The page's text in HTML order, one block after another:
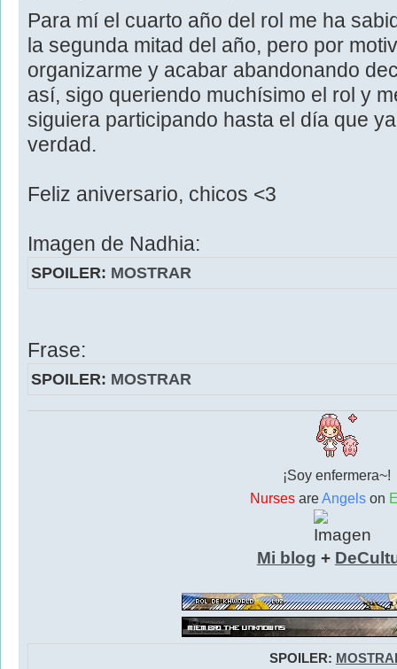
Para mí el cuarto año del rol me ha
la segunda mitad del año, pero por
organizarme y acabar abandonando
así, sigo queriendo muchísimo el rol y
siguiera participando hasta el día que
verdad.
Feliz aniversario, chicos <3
Imagen de Nadhia:
SPOILER: MOSTRAR
Frase:
SPOILER: MOSTRAR
¡Soy enfermera~!
Nurses areAngels on
Mi blog +
SPOILER: